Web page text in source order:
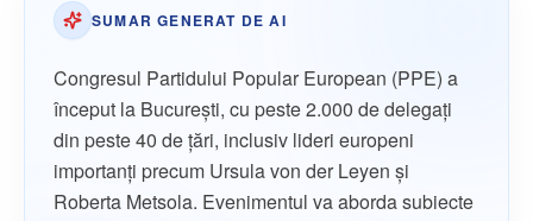
SUMAR GENERAT DE AI
Congresul Partidului Popular European (PPE) a
început la București, cu peste 2.000 de delegați
din peste 40 de țări, inclusiv lideri europeni
importanți precum Ursula von der Leyen și
Roberta Metsola. Evenimentul va aborda subiecte